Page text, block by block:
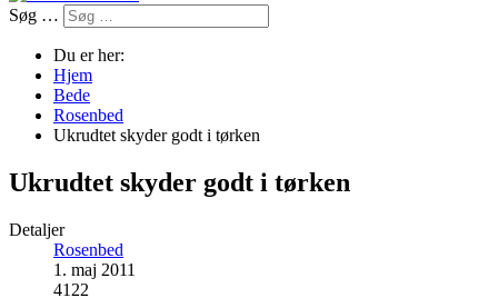
Søg …
Du er her:
Hjem
Bede
Rosenbed
Ukrudtet skyder godt i tørken
Ukrudtet skyder godt i tørken
Detaljer
Rosenbed
1. maj 2011
4122